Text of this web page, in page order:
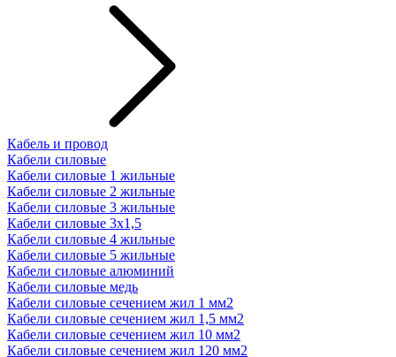
Кабель и провод
Кабели силовые
Кабели силовые 1 жильные
Кабели силовые 2 жильные
Кабели силовые 3 жильные
Кабели силовые 3х1,5
Кабели силовые 4 жильные
Кабели силовые 5 жильные
Кабели силовые алюминий
Кабели силовые медь
Кабели силовые сечением жил 1 мм2
Кабели силовые сечением жил 1,5 мм2
Кабели силовые сечением жил 10 мм2
Кабели силовые сечением жил 120 мм2